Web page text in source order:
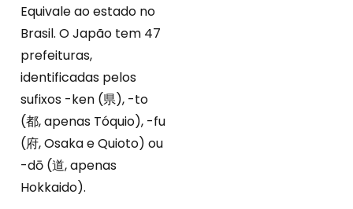
Equivale ao estado no
Brasil. O Japão tem 47
prefeituras,
identificadas pelos
sufixos -ken (県), -to
(都, apenas Tóquio), -fu
(府, Osaka e Quioto) ou
-dō (道, apenas
Hokkaido).